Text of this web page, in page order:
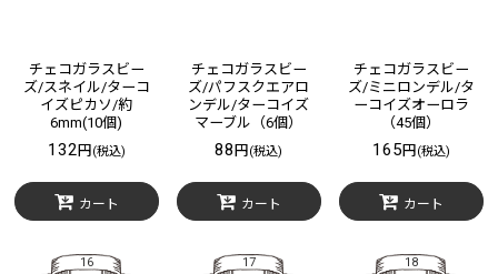
チェコガラスビー
ズ/スネイル/ターコ
イズピカソ/約
6mm(10個)
132 円 (税込)
カート
チェコガラスビー
ズ/パフスクエアロ
ンデル/ターコイズ
マーブル（6個）
88円 (税込)
カート
チェコガラスビー
ズ/ミニロンデル/タ
ーコイズオーロラ
（45個）
165 円 (税込)
カート
16 17 18